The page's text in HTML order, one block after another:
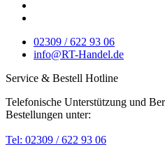
02309 / 622 93 06
info@RT-Handel.de
Service & Bestell Hotline
Telefonische Unterstützung und
Bestellungen unter:
Tel: 02309 / 622 93 06